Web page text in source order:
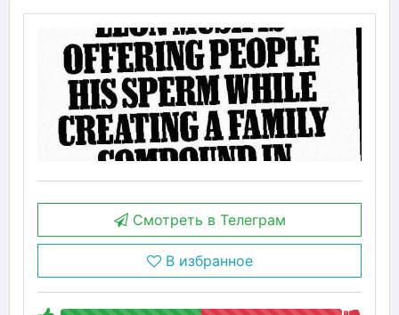
Смотреть в Телеграм
В избранное